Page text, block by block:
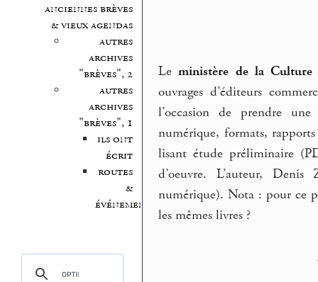
anciennes brèves
& vieux agendas
autres
archives
"brèves", 2
autres
archives
"brèves", 1
ils ont
écrit
routes
&
événements
Leministère de la Culture
ouvrages d’éditeurs
l’occasion de prendre
numérique, formats,
lisant étude préliminaire
d’oeuvre. L’auteur,
numérique). Nota : pour ce
les mêmes livres ?